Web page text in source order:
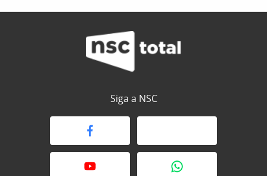
Siga a NSC